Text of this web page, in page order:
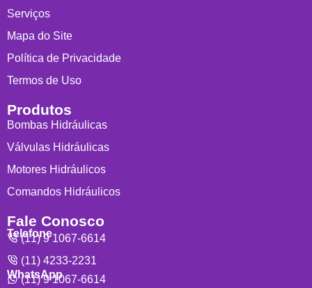
Serviços
Mapa do Site
Política de Privacidade
Termos de Uso
Produtos
Bombas Hidráulicas
Válvulas Hidráulicas
Motores Hidráulicos
Comandos Hidráulicos
Fale Conosco
Telefone
(11) 9 1067-6614
(11) 4233-2231
WhatsApp
(11) 9 1067-6614